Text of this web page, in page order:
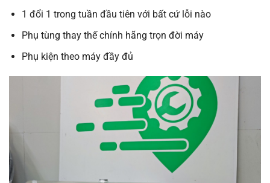
1 đổi 1 trong tuần đầu tiên với bất cứ lỗi nào
Phụ tùng thay thế chính hãng trọn đời máy
Phụ kiện theo máy đầy đủ